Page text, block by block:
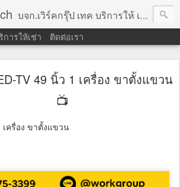
บจก.เวิร์คกรุ๊ป เทค บริการให้ เช่าคอมพิวเตอร์ โน้ตบุ๊ค โปรเจคเตอร์ ทีวีจอแบน จอทัชสกรีน ตู้คีออส วีดีโอวอล และอุปกรณ์อื่น ๆ บริการให้เช่าเป็น รายวัน
ารให้เช่า ติดต่อเรา
TV 49 นิ้ว 1 เครื่อง ขาตั้งแขวน
📺
เครื่อง ขาตั้งแขวน